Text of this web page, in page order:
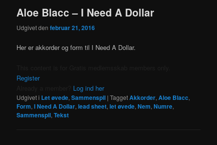
Aloe Blacc – I Need A Dollar
Udgivet denfebruar 21, 2016
Her er akkorder og form til I Need A Dollar.
Register
Log ind her
Udgivet i Let øvede,Sammenspil |TaggetAkkorder,Aloe Blacc,
Form,I Need A Dollar,lead sheet,let øvede,Nem,Numre,
Sammenspil,Tekst